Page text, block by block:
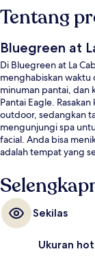
Tentang
Bluegreen at
Di Bluegreen at La
menghabiskan waktu
minuman pantai, dan
Pantai Eagle.
outdoor, sedangkan
mengunjungi spa
facial. Anda bisa
adalah tempat yang
yang meliputi kulkas
Sekilas
Ukuran